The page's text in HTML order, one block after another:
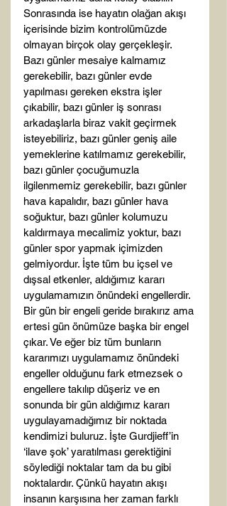
Sonrasında ise hayatın olağan akışı
içerisinde bizim kontrolümüzde
olmayan birçok olay gerçekleşir.
Bazı günler mesaiye kalmamız
gerekebilir, bazı günler evde
yapılması gereken ekstra işler
çıkabilir, bazı günler iş sonrası
arkadaşlarla biraz vakit geçirmek
isteyebiliriz, bazı günler geniş aile
yemeklerine katılmamız gerekebilir,
bazı günler çocuğumuzla
ilgilenmemiz gerekebilir, bazı günler
hava kapalıdır, bazı günler hava
soğuktur, bazı günler kolumuzu
kaldırmaya mecalimiz yoktur, bazı
günler spor yapmak içimizden
gelmiyordur. İşte tüm bu içsel ve
dışsal etkenler, aldığımız kararı
uygulamamızın önündeki engellerdir.
Bir gün bir engeli geride bırakırız ama
ertesi gün önümüze başka bir engel
çıkar. Ve eğer biz tüm bunların
kararımızı uygulamamız önündeki
engeller olduğunu fark etmezsek o
engellere takılıp düşeriz ve en
sonunda bir gün aldığımız kararı
uygulayamadığımız bir noktada
kendimizi buluruz. İşte Gurdjieff’in
‘ilave şok’ yaratılması gerektiğini
söylediği noktalar tam da bu gibi
noktalardır. Çünkü hayatın akışı
insanın karşısına her zaman farklı